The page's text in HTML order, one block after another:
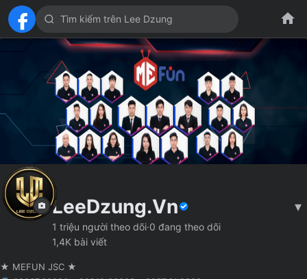
LeeDzung.Vn ▾
1 triệu người theo dõi·0 đang theo dõi
1,4K bài viết
★ MEFUN JSC ★